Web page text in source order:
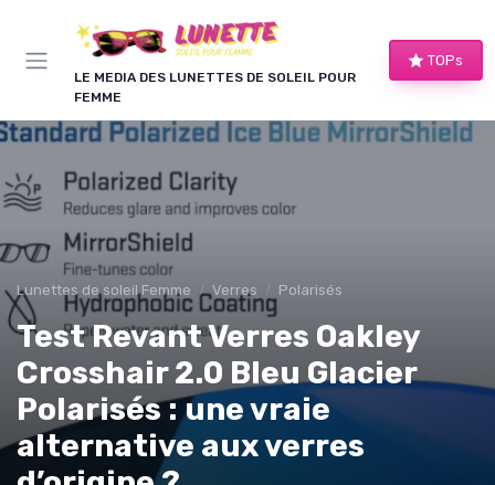
LE MEDIA DES LUNETTES DE SOLEIL POUR
FEMME
TOPs
Lunettes de soleil Femme Verres Polarisés
Test Revant Verres Oakley
Crosshair 2.0 Bleu Glacier
Polarisés : une vraie
alternative aux verres